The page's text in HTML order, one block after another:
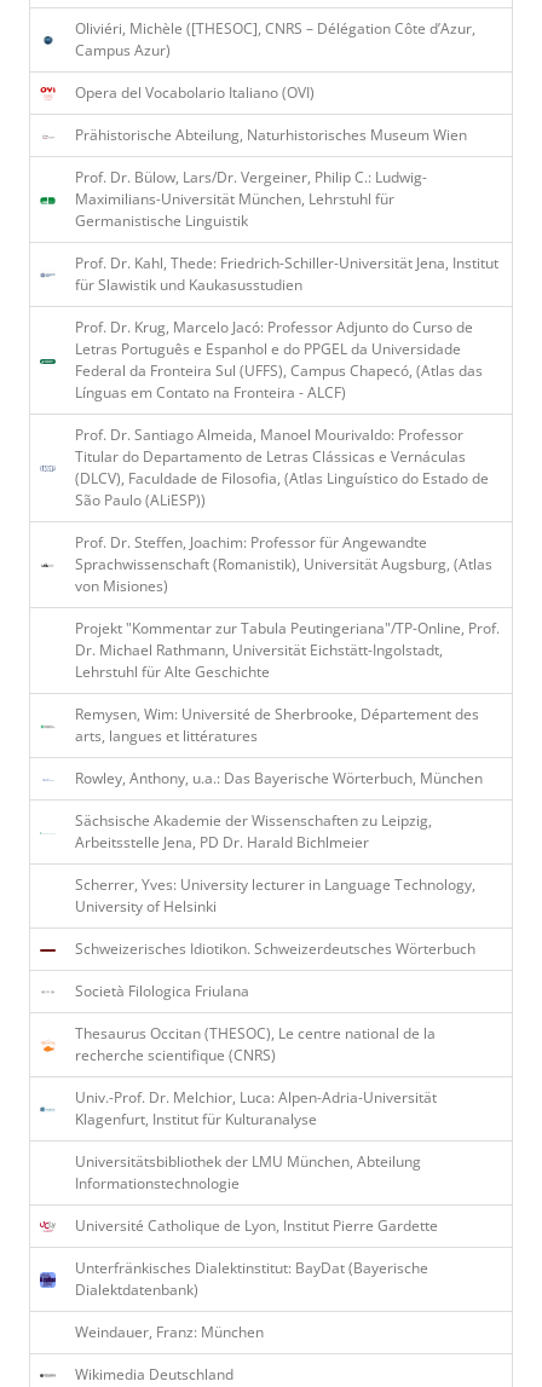
Oliviéri, Michèle ([THESOC], CNRS – Délégation Côte d’Azur,
Campus Azur)
Opera del Vocabolario Italiano (OVI)
Prähistorische Abteilung, Naturhistorisches Museum Wien
Prof. Dr. Bülow, Lars/Dr. Vergeiner, Philip C.: Ludwig-
Maximilians-Universität München, Lehrstuhl für
Germanistische Linguistik
Prof. Dr. Kahl, Thede: Friedrich-Schiller-Universität Jena, Institut
für Slawistik und Kaukasusstudien
Prof. Dr. Krug, Marcelo Jacó: Professor Adjunto do Curso de
Letras Português e Espanhol e do PPGEL da Universidade
Federal da Fronteira Sul (UFFS), Campus Chapecó, (Atlas das
Línguas em Contato na Fronteira - ALCF)
Prof. Dr. Santiago Almeida, Manoel Mourivaldo: Professor
Titular do Departamento de Letras Clássicas e Vernáculas
(DLCV), Faculdade de Filosofia, (Atlas Linguístico do Estado de
São Paulo (ALiESP))
Prof. Dr. Steffen, Joachim: Professor für Angewandte
Sprachwissenschaft (Romanistik), Universität Augsburg, (Atlas
von Misiones)
Projekt "Kommentar zur Tabula Peutingeriana"/TP-Online, Prof.
Dr. Michael Rathmann, Universität Eichstätt-Ingolstadt,
Lehrstuhl für Alte Geschichte
Remysen, Wim: Université de Sherbrooke, Département des
arts, langues et littératures
Rowley, Anthony, u.a.: Das Bayerische Wörterbuch, München
Sächsische Akademie der Wissenschaften zu Leipzig,
Arbeitsstelle Jena, PD Dr. Harald Bichlmeier
Scherrer, Yves: University lecturer in Language Technology,
University of Helsinki
Schweizerisches Idiotikon. Schweizerdeutsches Wörterbuch
Società Filologica Friulana
Thesaurus Occitan (THESOC), Le centre national de la
recherche scientifique (CNRS)
Univ.-Prof. Dr. Melchior, Luca: Alpen-Adria-Universität
Klagenfurt, Institut für Kulturanalyse
Universitätsbibliothek der LMU München, Abteilung
Informationstechnologie
Université Catholique de Lyon, Institut Pierre Gardette
Unterfränkisches Dialektinstitut: BayDat (Bayerische
Dialektdatenbank)
Weindauer, Franz: München
Wikimedia Deutschland